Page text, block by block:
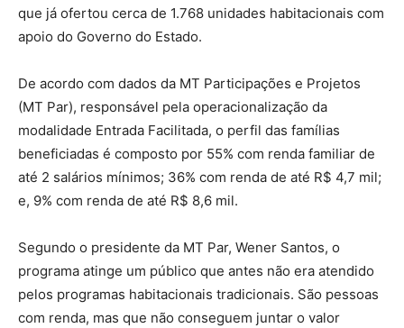
que já ofertou cerca de 1.768 unidades habitacionais com
apoio do Governo do Estado.
De acordo com dados da MT Participações e Projetos
(MT Par), responsável pela operacionalização da
modalidade Entrada Facilitada, o perfil das famílias
beneficiadas é composto por 55% com renda familiar de
até 2 salários mínimos; 36% com renda de até R$ 4,7 mil;
e, 9% com renda de até R$ 8,6 mil.
Segundo o presidente da MT Par, Wener Santos, o
programa atinge um público que antes não era atendido
pelos programas habitacionais tradicionais. São pessoas
com renda, mas que não conseguem juntar o valor